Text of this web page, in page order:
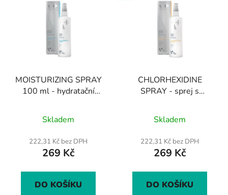
MOISTURIZING SPRAY
100 ml - hydratační
Skladem
222,31 Kč bez DPH
269 Kč
DO KOŠÍKU
CHLORHEXIDINE
SPRAY - sprej s
léze pro psy a kočky
hodnocení
produktu
je
z
Skladem
222,31 Kč bez DPH
269 Kč
DO KOŠÍKU